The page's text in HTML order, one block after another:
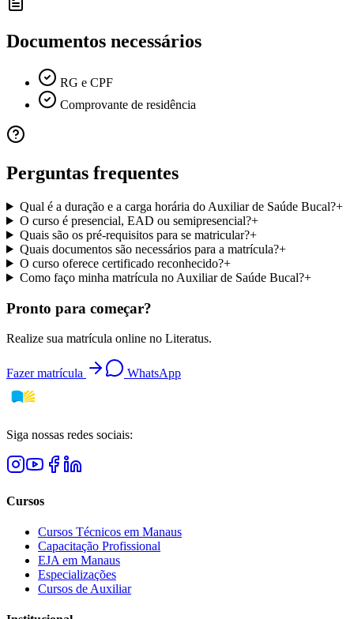
Documentos necessários
RG e CPF
Comprovante de residência
Perguntas frequentes
Qual é a duração e a carga horária do Auxiliar de Saúde Bucal?+
O curso é presencial, EAD ou semipresencial?+
Quais são os pré-requisitos para se matricular?+
Quais documentos são necessários para a matrícula?+
O curso oferece certificado reconhecido?+
Como faço minha matrícula no Auxiliar de Saúde Bucal?+
Pronto para começar?
Realize sua matrícula online no Literatus.
Fazer matrícula WhatsApp
Siga nossas redes sociais:
Cursos
Cursos Técnicos em Manaus
Capacitação Profissional
EJA em Manaus
Especializações
Cursos de Auxiliar